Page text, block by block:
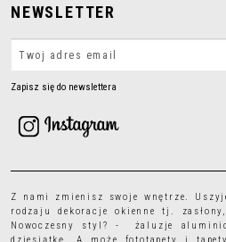
NEWSLETTER
Zapisz się do newslettera
Z nami zmienisz swoje wnętrze.
rodzajudekoracje okienne tj. zasłony
Nowoczesny styl? - żaluzje